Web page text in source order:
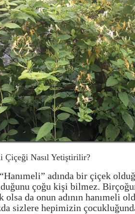
Çiçeği Nasıl Yetiştirilir?
adında bir çiçek
çoğu kişi bilmez.
olsa da onun adının hanımeli
sizlere hepimizin